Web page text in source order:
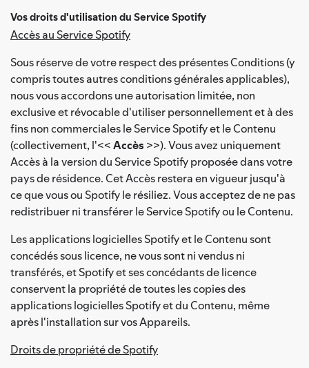
Vos droits d'utilisation du Service Spotify
Accès au Service Spotify
Sous réserve de votre respect des présentes Conditions (y
compris toutes autres conditions générales applicables),
nous vous accordons une autorisation limitée, non
exclusive et révocable d'utiliser personnellement et à des
fins non commerciales le Service Spotify et le Contenu
(collectivement, l'<<Accès >>). Vous avez uniquement
Accès à la version du Service Spotify proposée dans votre
pays de résidence. Cet Accès restera en vigueur jusqu'à
ce que vous ou Spotify le résiliez. Vous acceptez de ne pas
redistribuer ni transférer le Service Spotify ou le Contenu.
Les applications logicielles Spotify et le Contenu sont
concédés sous licence, ne vous sont ni vendus ni
transférés, et Spotify et ses concédants de licence
conservent la propriété de toutes les copies des
applications logicielles Spotify et du Contenu, même
après l'installation sur vos Appareils.
Droits de propriété de Spotify